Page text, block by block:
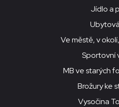
Jídlo a
Ve městě, v
Sportovní
MB ve starých
Brožury ke
Vysočina